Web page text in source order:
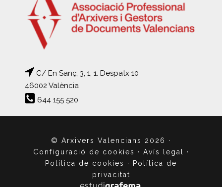
C/ En Sanç, 3, 1, 1. Despatx 10
46002 València
644 155 520
© Arxivers Valencians 2026
·
Configuració de cookies
· Avís legal ·
Política de cookies
·
Política de
privacitat